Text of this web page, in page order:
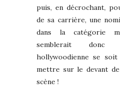
puis, en décrochant,
de sa carrière, une
dans la catégorie
semblerait donc
hollywoodienne se
mettre sur le devant
scène !